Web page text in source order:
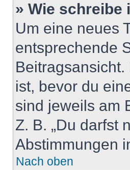
» Wie schreibe
Um eine neues
entsprechende
ist, bevor du
sind jeweils am
Z. B. „Du darfst
Abstimmungen
Nach oben